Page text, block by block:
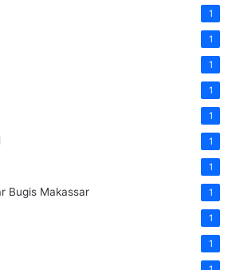
1
1
1
1
1
1
1
Bugis Makassar 1
1
1